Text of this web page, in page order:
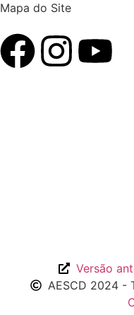
Mapa do Site
Versão
AESCD 2024 -